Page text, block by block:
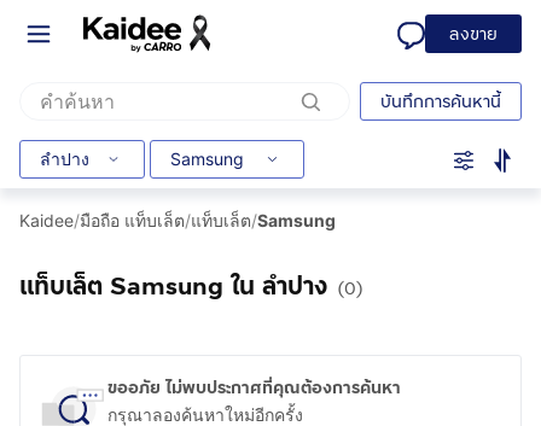
ลงขาย
บันทึกการค้นหานี้
ลำปาง Samsung
Kaidee/มือถือ แท็บเล็ต/แท็บเล็ต/Samsung
แท็บเล็ต Samsung ใน ลำปาง (0)
ขออภัย ไม่พบประกาศที่คุณต้องการค้นหา
กรุณาลองค้นหาใหม่อีกครั้ง